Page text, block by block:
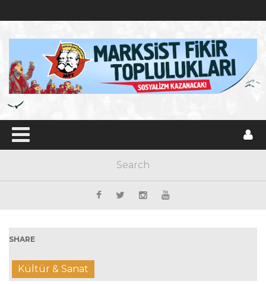
SHARE
Kültür & Sanat